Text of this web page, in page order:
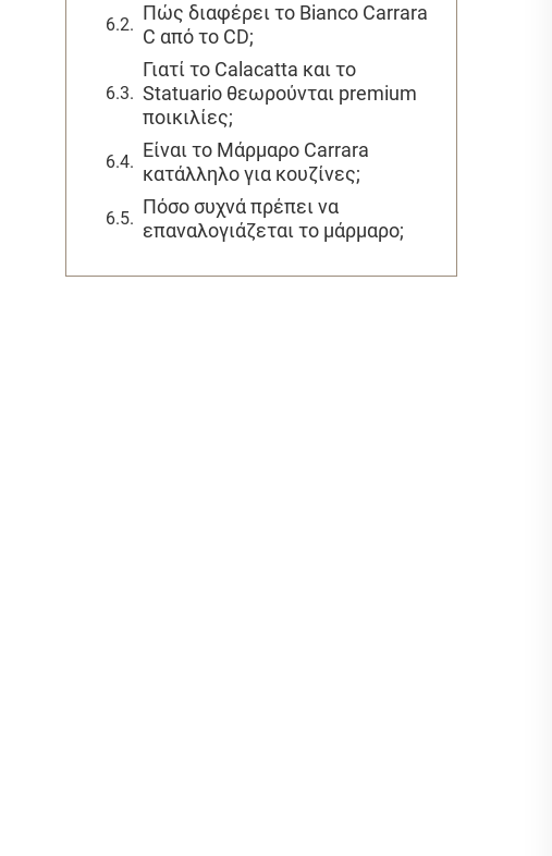
Πώς διαφέρει το Bianco Carrara
C από το CD;
Γιατί το Calacatta και το
Statuario θεωρούνται premium
ποικιλίες;
Είναι το Μάρμαρο Carrara
κατάλληλο για κουζίνες;
Πόσο συχνά πρέπει να
επαναλογιάζεται το μάρμαρο;